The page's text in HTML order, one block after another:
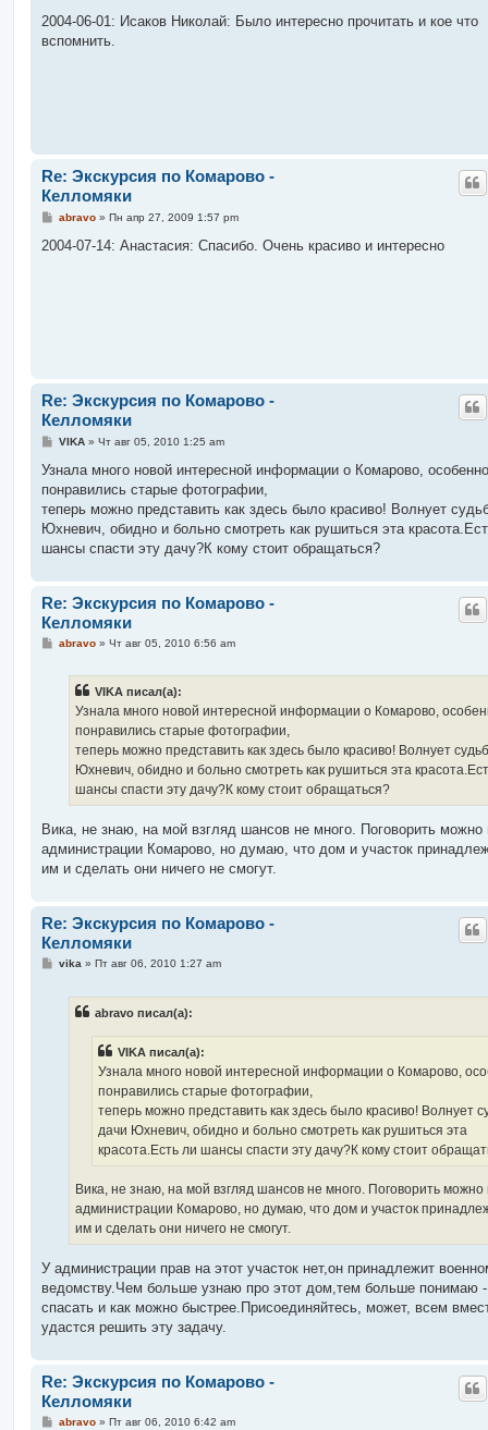
о
щ
2004-06-01: Исаков Николай: Было интересно прочитать и кое что
вспомнить.
Re: Экскурсия по Комарово -
Келломяки
С
о
abravo» Пн апр 27, 2009 1:57 pm
2004-07-14: Анастасия: Спасибо. Очень красиво и интересно
Re: Экскурсия по Комарово -
Келломяки
С
о
щ
е
и
е
VIKA» Чт авг 05, 2010 1:25 am
Узнала много новой интересной информации о Комарово, особенно
понравились старые фотографии,
теперь можно представить как здесь было красиво! Волнует
Юхневич, обидно и больно смотреть как рушиться эта
шансы спасти эту дачу?К кому стоит обращаться?
Re: Экскурсия по Комарово -
Келломяки
Сabravo» Чт авг 05, 2010 6:56 am
VIKA писал(а):
Узнала много новой интересной информации о Комарово,
понравились старые фотографии,
теперь можно представить как здесь было красиво! Волнует
Юхневич, обидно и больно смотреть как рушиться эта
шансы спасти эту дачу?К кому стоит обращаться?
Вика, не знаю, на мой взгляд шансов не много. Поговорить можно
администрации Комарово, но думаю, что дом и участок
им и сделать они ничего не смогут.
Re: Экскурсия по Комарово -
Келломяки
Сvika» Пт авг 06, 2010 1:27 am
abravo писал(а):
VIKA писал(а):
Узнала много новой интересной информации о Комарово,
понравились старые фотографии,
теперь можно представить как здесь было красиво! Волнует
дачи Юхневич, обидно и больно смотреть как рушиться эта
красота.Есть ли шансы спасти эту дачу?К кому стоит
Вика, не знаю, на мой взгляд шансов не много. Поговорить можно
администрации Комарово, но думаю, что дом и участок
им и сделать они ничего не смогут.
У администрации прав на этот участок нет,он принадлежит
ведомству.Чем больше узнаю про этот дом,тем больше понимаю
спасать и как можно быстрее.Присоединяйтесь, может, всем
удастся решить эту задачу.
Re: Экскурсия по Комарово -
Келломяки
Сabravo» Пт авг 06, 2010 6:42 am